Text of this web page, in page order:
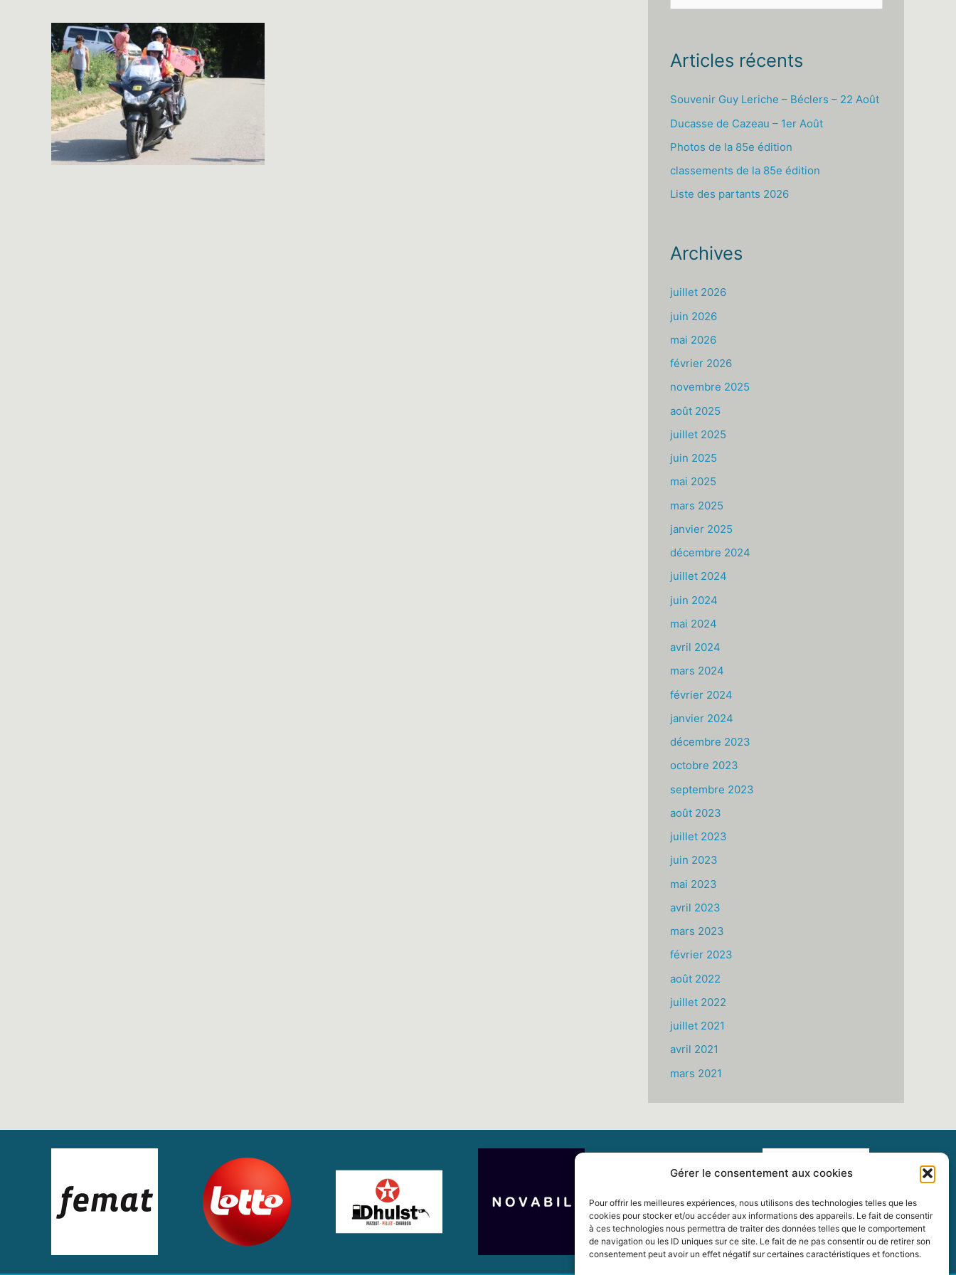
Gérer le consentement aux cookies
Pour offrir les meilleures expériences, nous utilisons des technologies telles que les
cookies pour stocker et/ou accéder aux informations des appareils. Le fait de consentir
à ces technologies nous permettra de traiter des données telles que le comportement
de navigation ou les ID uniques sur ce site. Le fait de ne pas consentir ou de retirer son
consentement peut avoir un effet négatif sur certaines caractéristiques et fonctions.
e
h
e
r
Articles récents
Souvenir Guy Leriche – Béclers – 22 Août
Ducasse de Cazeau – 1er Août
Photos de la 85e édition
classements de la 85e édition
Liste des partants 2026
Archives
juillet 2026
juin 2026
mai 2026
février 2026
novembre 2025
août 2025
juillet 2025
juin 2025
mai 2025
mars 2025
janvier 2025
décembre 2024
juillet 2024
juin 2024
mai 2024
avril 2024
mars 2024
février 2024
janvier 2024
décembre 2023
octobre 2023
septembre 2023
août 2023
juillet 2023
juin 2023
mai 2023
avril 2023
mars 2023
février 2023
août 2022
juillet 2022
juillet 2021
avril 2021
mars 2021